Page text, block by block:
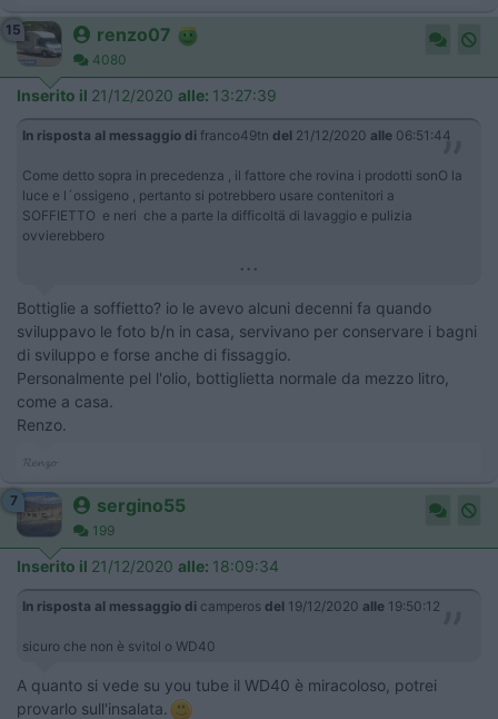
15 renzo07
4080
Inserito il 21/12/2020 alle: 13:27:39
In risposta al messaggio di franco49tn del 21/12/2020 alle 06:51:44
Come detto sopra in precedenza , il fattore che rovina i prodotti sonO la
luce e l´ossigeno , pertanto si potrebbero usare contenitori a
SOFFIETTO e neri che a parte la difficoltä di lavaggio e pulizia
ovvierebbero
...
Bottiglie a soffietto? io le avevo alcuni decenni fa quando
sviluppavo le foto b/n in casa, servivano per conservare i bagni
di sviluppo e forse anche di fissaggio.
Personalmente pel l'olio, bottiglietta normale da mezzo litro,
come a casa.
Renzo.
𝓡𝓮𝓷𝔃𝓸
7 sergino55
199
Inserito il 21/12/2020 alle: 18:09:34
In risposta al messaggio di camperos del 19/12/2020 alle 19:50:12
sicuro che non è svitol o WD40
A quanto si vede su you tube il WD40 è miracoloso, potrei
provarlo sull'insalata.